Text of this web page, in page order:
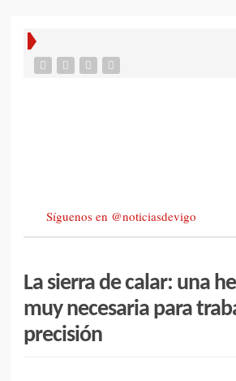
Síguenos en @noticiasdevigo
La sierra de calar: una
muy necesaria para
precisión